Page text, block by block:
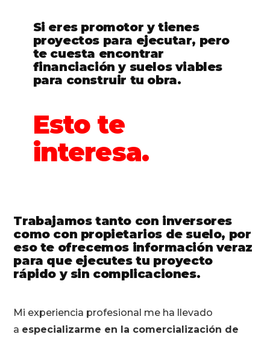
Si eres promotor y tienes
proyectos para ejecutar, pero
te cuesta encontrar
financiación y suelos viables
para construir tu obra.
Esto te
interesa.
Trabajamos tanto con inversores
como con propietarios de suelo, por
eso te ofrecemos información veraz
para que ejecutes tu proyecto
rápido y sin complicaciones.
Mi experiencia profesional me ha llevado
a especializarme en la comercialización de